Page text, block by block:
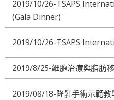
2019/10/26-TSAPS
(Gala Dinner)
2019/10/26-TSAPS
2019/8/25-細胞治療與脂肪
2019/08/18-隆乳手術示範教